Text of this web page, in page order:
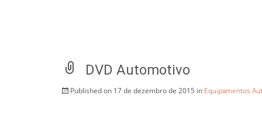
DVD Automotivo
Published on 17 de dezembro de 2015 in Equipamentos